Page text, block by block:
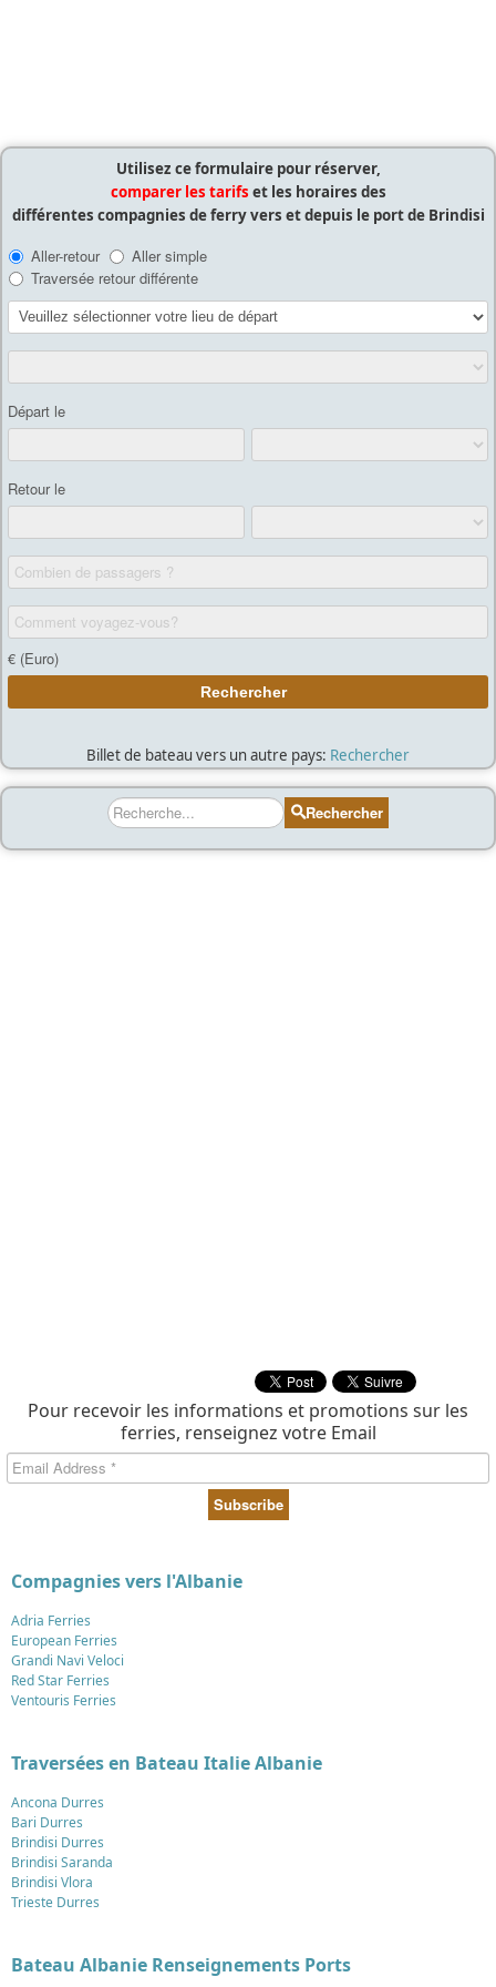
Utilisez ce formulaire pour réserver,
comparer les tarifs et les horaires des
différentes compagnies de ferry vers et depuis le port de Brindisi
Billet de bateau vers un autre pays: Rechercher
Rechercher Rechercher
Pour recevoir les informations et promotions sur les
ferries, renseignez votre Email
Compagnies vers l'Albanie
Adria Ferries
European Ferries
Grandi Navi Veloci
Red Star Ferries
Ventouris Ferries
Traversées en Bateau Italie Albanie
Ancona Durres
Bari Durres
Brindisi Durres
Brindisi Saranda
Brindisi Vlora
Trieste Durres
Bateau Albanie Renseignements Ports